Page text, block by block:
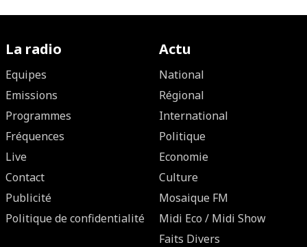
La radio
Equipes
Emissions
Programmes
Fréquences
Live
Contact
Publicité
Politique de confidentialité
Actu
National
Régional
International
Politique
Economie
Culture
Mosaique FM
Midi Eco / Midi Show
Faits Divers